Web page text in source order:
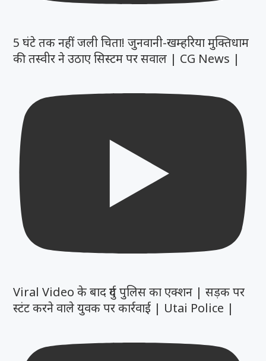
5 घंटे तक नहीं जली चिता! जुनवानी-खम्हरिया मुक्तिधाम
की तस्वीर ने उठाए सिस्टम पर सवाल | CG News |
Viral Video के बाद दुर्ग पुलिस का एक्शन | सड़क पर
स्टंट करने वाले युवक पर कार्रवाई | Utai Police |